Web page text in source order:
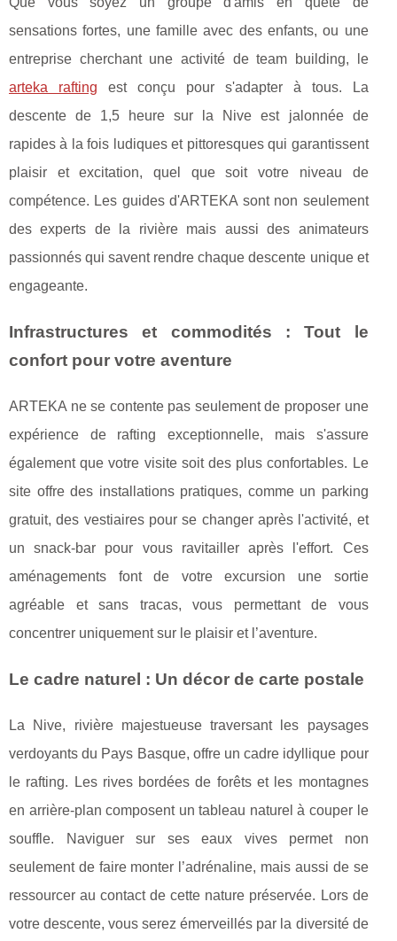
sensations fortes, une famille avec des enfants, ou une
entreprise cherchant une activité de team building, le
arteka rafting est conçu pour s'adapter à tous. La
descente de 1,5 heure sur la Nive est jalonnée de
rapides à la fois ludiques et pittoresques qui garantissent
plaisir et excitation, quel que soit votre niveau de
compétence. Les guides d'ARTEKA sont non seulement
des experts de la rivière mais aussi des animateurs
passionnés qui savent rendre chaque descente unique et
engageante.
Infrastructures et commodités : Tout le
confort pour votre aventure
ARTEKA ne se contente pas seulement de proposer une
expérience de rafting exceptionnelle, mais s'assure
également que votre visite soit des plus confortables. Le
site offre des installations pratiques, comme un parking
gratuit, des vestiaires pour se changer après l'activité, et
un snack-bar pour vous ravitailler après l'effort. Ces
aménagements font de votre excursion une sortie
agréable et sans tracas, vous permettant de vous
concentrer uniquement sur le plaisir et l’aventure.
Le cadre naturel : Un décor de carte postale
La Nive, rivière majestueuse traversant les paysages
verdoyants du Pays Basque, offre un cadre idyllique pour
le rafting. Les rives bordées de forêts et les montagnes
en arrière-plan composent un tableau naturel à couper le
souffle. Naviguer sur ses eaux vives permet non
seulement de faire monter l’adrénaline, mais aussi de se
ressourcer au contact de cette nature préservée. Lors de
votre descente, vous serez émerveillés par la diversité de